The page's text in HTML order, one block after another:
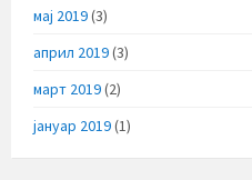
мај 2019(3)
април 2019(3)
март 2019(2)
јануар 2019(1)